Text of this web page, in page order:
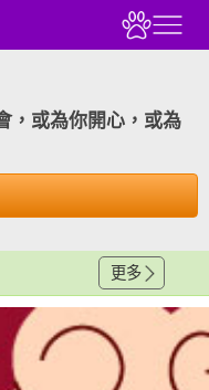
，或為你開心，或為
更多